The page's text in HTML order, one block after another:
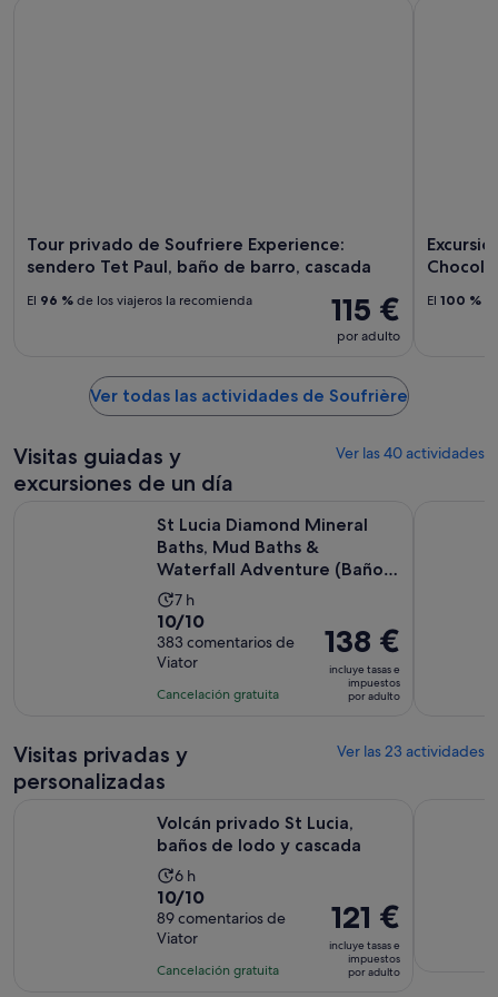
Tour privado de Soufriere Experience:
sendero Tet Paul, baño de barro, cascada
115 €
por adulto
El 96 % de los viajeros la recomienda El 100 %
Ver todas las actividades de Soufrière
Visitas guiadas y
excursiones de un día
Ver las 40 actividades
St Lucia Diamond Mineral
Baths, Mud Baths &
Waterfall Adventure (Baños
mine...
La
duración
de
la
actividad
7 horas
7 h
10.0
sobre
10
con
10/10
383 comentarios de
Viator
Cancelación gratuita
El
precio
es
por
138 €
incluye tasas e
impuestos
por adulto
Visitas privadas y
personalizadas
Ver las 23 actividades
Volcán privado St Lucia,
baños de lodo y cascada
La
duración
de
la
actividad
6 h
10.0
sobre
10
con
10/10
89 comentarios de
Viator
Cancelación gratuita
El
precio
es
de
121 €
incluye tasas e
impuestos
por adulto